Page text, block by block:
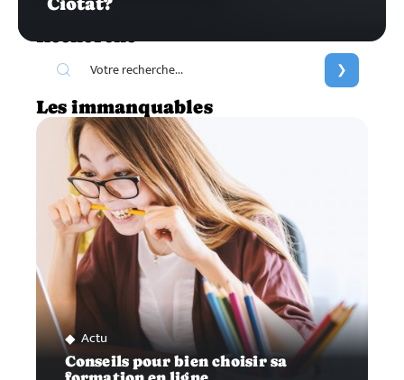
Recherche
Les immanquables
Actu
Conseils pour bien choisir sa